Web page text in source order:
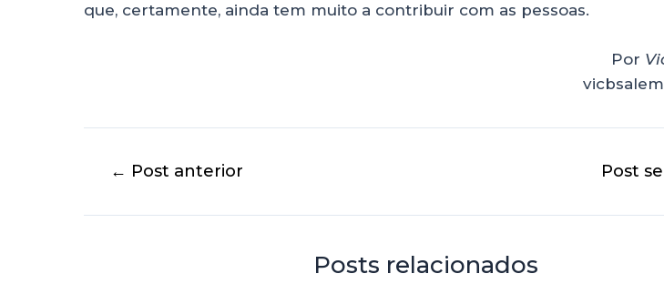
que, certamente, ainda tem muito a contribuir com as pessoas.
Por
← Post anterior Post
Posts relacionados